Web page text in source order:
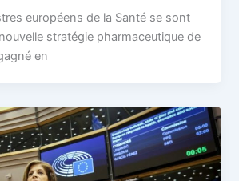
européens de la Santé se sont
stratégie pharmaceutique de
en